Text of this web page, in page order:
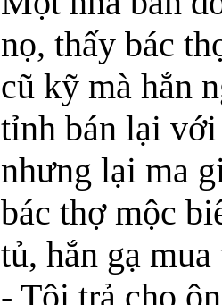
nọ, thấy bác
cũ kỹ mà hắn
tỉnh bán lại
nhưng lại ma
bác thợ mộc
tủ, hắn gạ
- Tôi trả cho